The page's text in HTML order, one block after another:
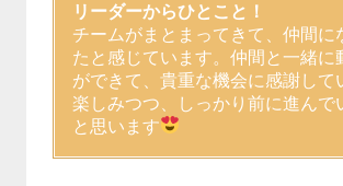
リーダーからひとこと！
チームがまとまってきて、仲間に
たと感じています。仲間と一緒に
ができて、貴重な機会に感謝して
楽しみつつ、しっかり前に進んで
と思います